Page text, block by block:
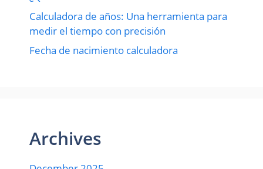
Calculadora de años: Una herramienta para
medir el tiempo con precisión
Fecha de nacimiento calculadora
Archives